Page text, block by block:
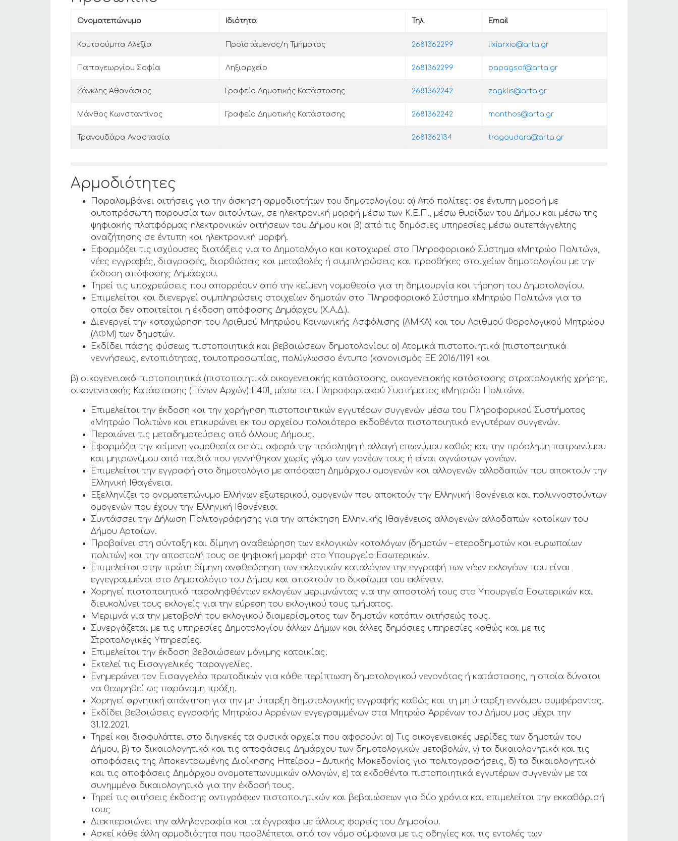
Ονοματεπώνυμο Ιδιότητα Τηλ. Email
Κουτσούμπα Αλεξία Προϊστάμενος/η Τμήματος 2681362299 lixiarxio@arta.gr
Παπαγεωργίου Σοφία Ληξιαρχείο 2681362299 papagsof@arta.gr
Ζάγκλης Αθανάσιος Γραφείο Δηµοτικής Κατάστασης 2681362242 zagklis@arta.gr
Μάνθος Κωνσταντίνος Γραφείο Δηµοτικής Κατάστασης 2681362242 manthos@arta.gr
Τραγουδάρα Αναστασία 2681362134 tragoudara@arta.gr
Αρμοδιότητες
Παραλαμβάνει αιτήσεις για την άσκηση αρμοδιοτήτων του δημοτολογίου: α) Από πολίτες: σε έντυπη μορφή με
αυτοπρόσωπη παρουσία των αιτούντων, σε ηλεκτρονική μορφή μέσω των Κ.Ε.Π., μέσω θυρίδων του Δήμου και μέσω της
ψηφιακής πλατφόρμας ηλεκτρονικών αιτήσεων του Δήμου και β) από τις δημόσιες υπηρεσίες μέσω αυτεπάγγελτης
αναζήτησης σε έντυπη και ηλεκτρονική μορφή.
Εφαρμόζει τις ισχύουσες διατάξεις για το Δημοτολόγιο και καταχωρεί στο Πληροφοριακό Σύστημα «Μητρώο Πολιτών»,
νέες εγγραφές, διαγραφές, διορθώσεις και μεταβολές ή συμπληρώσεις και προσθήκες στοιχείων δημοτολογίου με την
έκδοση απόφασης Δημάρχου.
Τηρεί τις υποχρεώσεις που απορρέουν από την κείμενη νομοθεσία για τη δημιουργία και τήρηση του Δημοτολογίου.
Επιμελείται και διενεργεί συμπληρώσεις στοιχείων δημοτών στο Πληροφοριακό Σύστημα «Μητρώο Πολιτών» για τα
οποία δεν απαιτείται η έκδοση απόφασης Δημάρχου (Χ.Α.Δ.).
Διενεργεί την καταχώρηση του Αριθμού Μητρώου Κοινωνικής Ασφάλισης (ΑΜΚΑ) και του Αριθμού Φορολογικού Μητρώου
(ΑΦΜ) των δημοτών.
Εκδίδει πάσης φύσεως πιστοποιητικά και βεβαιώσεων δημοτολογίου: α) Ατομικά πιστοποιητικά (πιστοποιητικά
γεννήσεως, εντοπιότητας, ταυτοπροσωπίας, πολύγλωσσο έντυπο (κανονισμός ΕΕ 2016/1191 και
β) οικογενειακά πιστοποιητικά (πιστοποιητικά οικογενειακής κατάστασης, οικογενειακής κατάστασης στρατολογικής χρήσης,
οικογενειακής Κατάστασης (Ξένων Αρχών) Ε401, μέσω του Πληροφοριακού Συστήματος «Μητρώο Πολιτών».
Επιμελείται την έκδοση και την χορήγηση πιστοποιητικών εγγυτέρων συγγενών μέσω του Πληροφορικού Συστήματος
«Μητρώο Πολιτών» και επικυρώνει εκ του αρχείου παλαιότερα εκδοθέντα πιστοποιητικά εγγυτέρων συγγενών.
Περαιώνει τις μεταδημοτεύσεις από άλλους Δήμους.
Εφαρμόζει την κείμενη νομοθεσία σε ότι αφορά την πρόσληψη ή αλλαγή επωνύμου καθώς και την πρόσληψη πατρωνύμου
και μητρωνύμου από παιδιά που γεννήθηκαν χωρίς γάμο των γονέων τους ή είναι αγνώστων γονέων.
Επιμελείται την εγγραφή στο δημοτολόγιο με απόφαση Δημάρχου ομογενών και αλλογενών αλλοδαπών που αποκτούν την
Ελληνική Ιθαγένεια.
Εξελληνίζει το ονοματεπώνυμο Ελλήνων εξωτερικού, ομογενών που αποκτούν την Ελληνική Ιθαγένεια και παλιννοστούντων
ομογενών που έχουν την Ελληνική Ιθαγένεια.
Συντάσσει την Δήλωση Πολιτογράφησης για την απόκτηση Ελληνικής Ιθαγένειας αλλογενών αλλοδαπών κατοίκων του
Δήμου Αρταίων.
Προβαίνει στη σύνταξη και δίμηνη αναθεώρηση των εκλογικών καταλόγων (δημοτών – ετεροδημοτών και ευρωπαίων
πολιτών) και την αποστολή τους σε ψηφιακή μορφή στο Υπουργείο Εσωτερικών.
Επιμελείται στην πρώτη δίμηνη αναθεώρηση των εκλογικών καταλόγων την εγγραφή των νέων εκλογέων που είναι
εγγεγραμμένοι στο Δημοτολόγιο του Δήμου και αποκτούν το δικαίωμα του εκλέγειν.
Χορηγεί πιστοποιητικά παραληφθέντων εκλογέων μεριμνώντας για την αποστολή τους στο Υπουργείο Εσωτερικών και
διευκολύνει τους εκλογείς για την εύρεση του εκλογικού τους τμήματος.
Μεριμνά για την μεταβολή του εκλογικού διαμερίσματος των δημοτών κατόπιν αιτήσεώς τους.
Συνεργάζεται με τις υπηρεσίες Δημοτολογίου άλλων Δήμων και άλλες δημόσιες υπηρεσίες καθώς και με τις
Στρατολογικές Υπηρεσίες.
Επιμελείται την έκδοση βεβαιώσεων μόνιμης κατοικίας.
Εκτελεί τις Εισαγγελικές παραγγελίες.
Ενημερώνει τον Εισαγγελέα πρωτοδικών για κάθε περίπτωση δημοτολογικού γεγονότος ή κατάστασης, η οποία δύναται
να θεωρηθεί ως παράνομη πράξη.
Χορηγεί αρνητική απάντηση για την μη ύπαρξη δημοτολογικής εγγραφής καθώς και τη μη ύπαρξη εννόμου συμφέροντος.
Εκδίδει βεβαιώσεις εγγραφής Μητρώου Αρρένων εγγεγραμμένων στα Μητρώα Αρρένων του Δήμου μας μέχρι την
31.12.2021.
Τηρεί και διαφυλάττει στο διηνεκές τα φυσικά αρχεία που αφορούν: α) Τις οικογενειακές μερίδες των δημοτών του
Δήμου, β) τα δικαιολογητικά και τις αποφάσεις Δημάρχου των δημοτολογικών μεταβολών, γ) τα δικαιολογητικά και τις
αποφάσεις της Αποκεντρωμένης Διοίκησης Ηπείρου – Δυτικής Μακεδονίας για πολιτογραφήσεις, δ) τα δικαιολογητικά
και τις αποφάσεις Δημάρχου ονοματεπωνυμικών αλλαγών, ε) τα εκδοθέντα πιστοποιητικά εγγυτέρων συγγενών με τα
συνημμένα δικαιολογητικά για την έκδοσή τους.
Τηρεί τις αιτήσεις έκδοσης αντιγράφων πιστοποιητικών και βεβαιώσεων για δύο χρόνια και επιμελείται την εκκαθάρισή
τους
Διεκπεραιώνει την αλληλογραφία και τα έγγραφα με άλλους φορείς του Δημοσίου.
Ασκεί κάθε άλλη αρμοδιότητα που προβλέπεται από τον νόμο σύμφωνα με τις οδηγίες και τις εντολές των